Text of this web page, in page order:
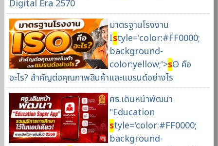
Digital Era 2570
มาตรฐานโรงงาน
Istyle='color:#FF0000;
background-
color:yellow;'>sO คือ
อะไร? สำคัญต่อคุณภาพสินค้าและแบรนด์อย่างไร
ศธ.เดินหน้าพัฒนา
"Education
style='color:#FF0000;
background-